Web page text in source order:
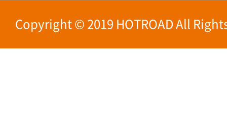
Copyright © 2019 HOTROAD All